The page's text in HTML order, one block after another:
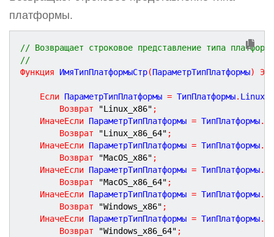
платформы.
// Возвращает строковое представление типа
//
Функция
ИмяТипПлатформыСтр(ПараметрТипПлатформы)
Если ПараметрТипПлатформы = ТипПлатформы.
Возврат
"Linux_x86" ;
ИначеЕсли ПараметрТипПлатформы = ТипПлатформы.
Возврат
"Linux_x86_64" ;
ИначеЕсли ПараметрТипПлатформы = ТипПлатформы.
Возврат
"MacOS_x86" ;
ИначеЕсли ПараметрТипПлатформы = ТипПлатформы.
Возврат
"MacOS_x86_64" ;
ИначеЕсли ПараметрТипПлатформы = ТипПлатформы.
Возврат
"Windows_x86" ;
ИначеЕсли ПараметрТипПлатформы = ТипПлатформы.
Возврат
"Windows_x86_64" ;